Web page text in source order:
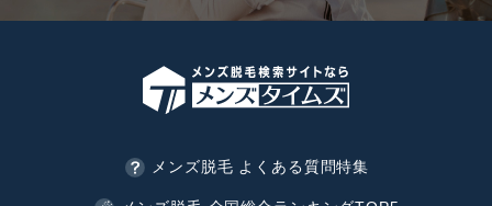
メンズ脱毛 よくある質問特集